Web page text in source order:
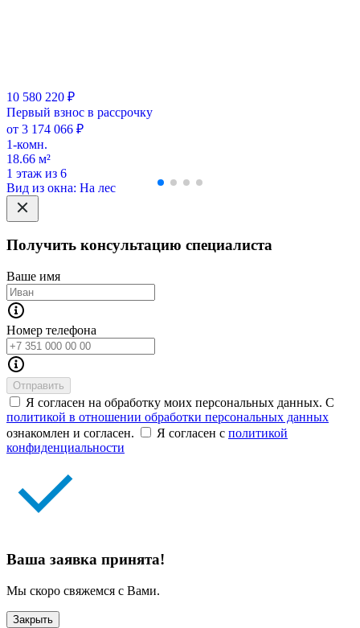
10 580 220 ₽
Первый взнос в рассрочку
от 3 174 066 ₽
1-комн.
18.66 м²
1 этаж из 6
Вид из окна: На лес
Получить консультацию специалиста
Ваше имя
Номер телефона
Отправить
Я согласен на обработку моих персональных данных. С
политикой в отношении обработки персональных данных
ознакомлен и согласен.
Я согласен с политикой
конфиденциальности
Ваша заявка принята!
Мы скоро свяжемся с Вами.
Закрыть